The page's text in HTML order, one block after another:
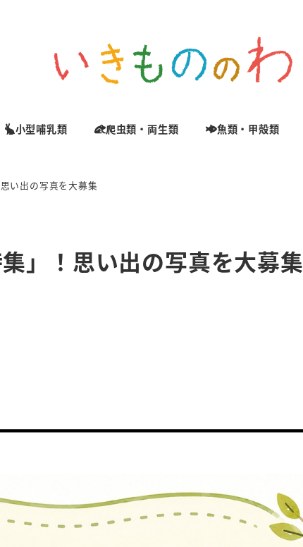
小型哺乳類 爬虫類・両生類 魚類・甲殻類
い出の写真を大募集
」！思い出の写真を大募集